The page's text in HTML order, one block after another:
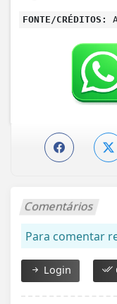
FONTE/CRÉDITOS:
Comentários
Para comentar
Login